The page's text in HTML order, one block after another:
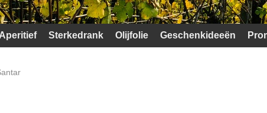
Aperitief Sterkedrank Olijfolie Geschenkideeën